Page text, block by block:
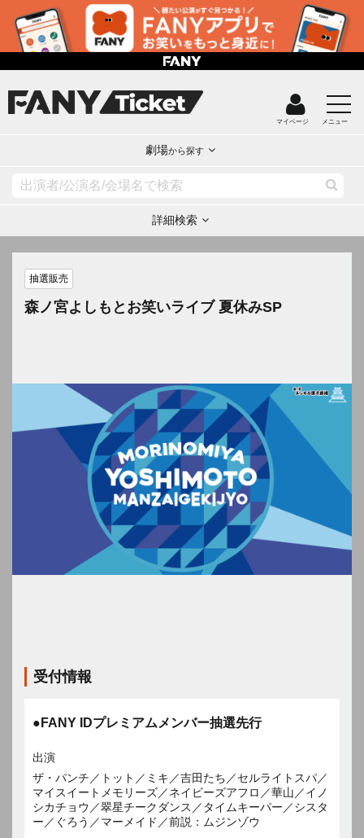
マイページ メニュー
劇場から探す
詳細検索
抽選販売
森ノ宮よしもとお笑いライブ 夏休みSP
受付情報
●FANY IDプレミアムメンバー抽選先行
出演
ザ・パンチ／トット／ミキ／吉田たち／セルライトスパ／
マイスイートメモリーズ／ネイビーズアフロ／華山／イノ
シカチョウ／翠星チークダンス／タイムキーパー／シスタ
ー／ぐろう／マーメイド／前説：ムジンゾウ